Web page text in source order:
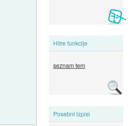
Hitre funkcije
seznam tem
Posebni izpisi